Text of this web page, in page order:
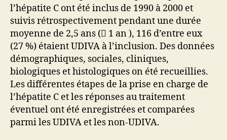
l’hépatite C ont été inclus de 1990 à 2000 et
suivis rétrospectivement pendant une durée
moyenne de 2,5 ans ( 1 an ), 116 d’entre eux
(27 %) étaient UDIVA à l’inclusion. Des données
démographiques, sociales, cliniques,
biologiques et histologiques on été recueillies.
Les différentes étapes de la prise en charge de
l’hépatite C et les réponses au traitement
éventuel ont été enregistrées et comparées
parmi les UDIVA et les non-UDIVA.